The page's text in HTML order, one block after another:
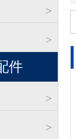
>
>
件
>
>